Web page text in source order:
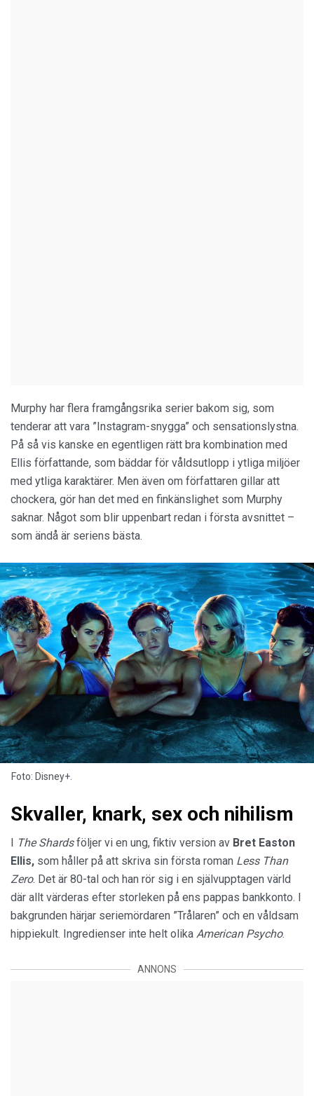
Murphy har flera framgångsrika serier bakom sig, som
tenderar att vara ”Instagram-snygga” och sensationslystna.
På så vis kanske en egentligen rätt bra kombination med
Ellis författande, som bäddar för våldsutlopp i ytliga miljöer
med ytliga karaktärer. Men även om författaren gillar att
chockera, gör han det med en finkänslighet som Murphy
saknar. Något som blir uppenbart redan i första avsnittet –
som ändå är seriens bästa.
Foto: Disney+.
Skvaller, knark, sex och nihilism
The Shardsföljer vi en ung, fiktiv version av Bret Easton
Ellis, som håller på att skriva sin första roman Less Than
Zero. Det är 80-tal och han rör sig i en självupptagen värld
där allt värderas efter storleken på ens pappas bankkonto. I
bakgrunden härjar seriemördaren ”Trålaren” och en våldsam
hippiekult. Ingredienser inte helt olika American Psycho.
ANNONS